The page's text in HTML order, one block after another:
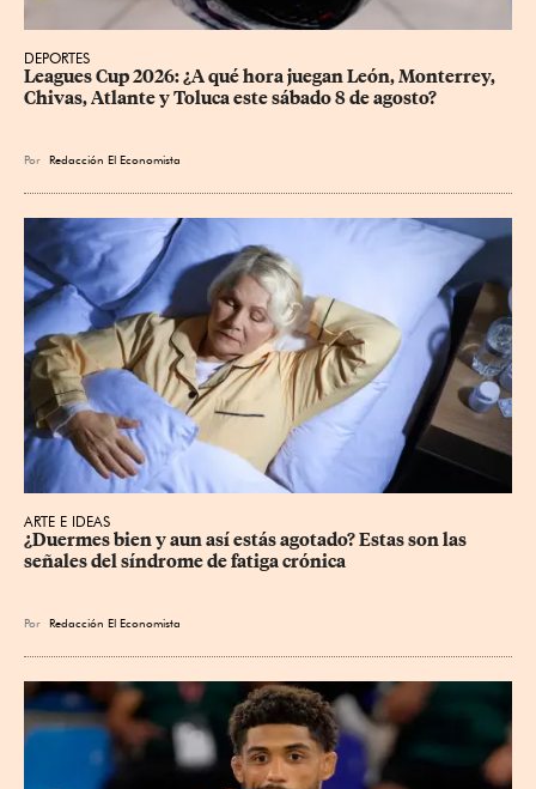
DEPORTES
Leagues Cup 2026: ¿A qué hora juegan León, Monterrey,
Chivas, Atlante y Toluca este sábado 8 de agosto?
Por Redacción El Economista
ARTE E IDEAS
¿Duermes bien y aun así estás agotado? Estas son las
señales del síndrome de fatiga crónica
Por Redacción El Economista